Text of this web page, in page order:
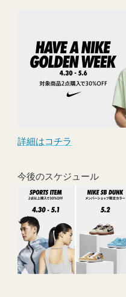
詳細はコチラ
今後のスケジュール